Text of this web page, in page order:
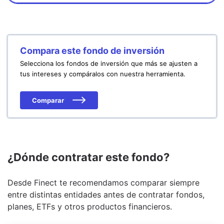
Compara este fondo de inversión
Selecciona los fondos de inversión que más se ajusten a
tus intereses y compáralos con nuestra herramienta.
Comparar
¿Dónde contratar este fondo?
Desde Finect te recomendamos comparar siempre
entre distintas entidades antes de contratar fondos,
planes, ETFs y otros productos financieros.